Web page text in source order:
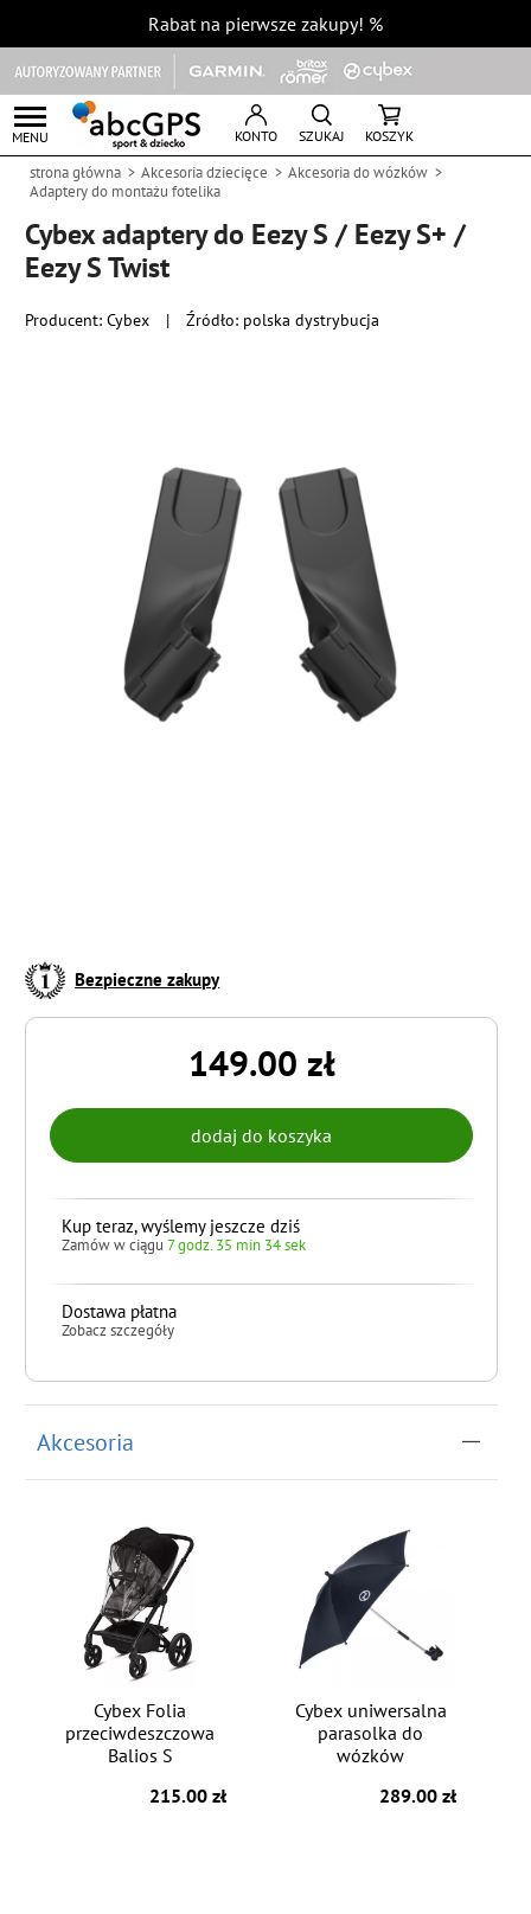
Rabat na pierwsze zakupy! %
MENU KONTO SZUKAJ KOSZYK
strona główna Akcesoria dziecięce
Akcesoria do wózków
Adaptery do montażu fotelika
Cybex adaptery do Eezy S / Eezy S+ /
Eezy S Twist
Producent:Cybex | Źródło: polska dystrybucja
Bezpieczne zakupy
149.00 zł
Kup teraz, wyślemy jeszcze dziś
Zamów w ciągu7 godz. 35 min 34 sek
Dostawa płatna
Zobacz szczegóły
Akcesoria
Cybex Folia
przeciwdeszczowa
Balios S
215.00 zł
Cybex uniwersalna
parasolka do
wózków
289.00 zł